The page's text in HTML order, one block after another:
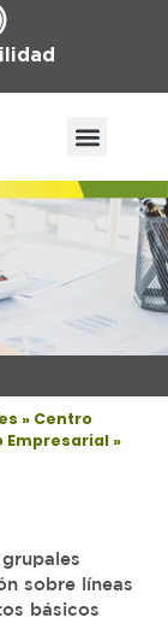
» Centro
Empresarial»
sobre líneas
básicos